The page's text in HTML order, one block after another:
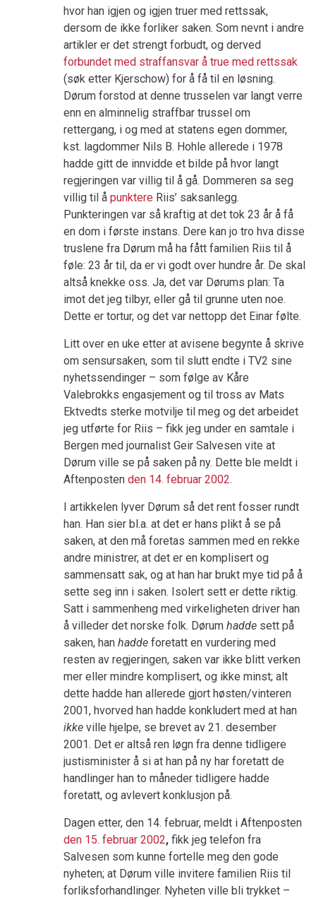
hvor han igjen og igjen truer med rettssak,
dersom de ikke forliker saken. Som nevnt i andre
artikler er det strengt forbudt, og derved
forbundet med straffansvar å true med rettssak
(søk etter Kjerschow) for å få til en løsning.
Dørum forstod at denne trusselen var langt verre
enn en alminnelig straffbar trussel om
rettergang, i og med at statens egen dommer,
kst. lagdommer Nils B. Hohle allerede i 1978
hadde gitt de innvidde et bilde på hvor langt
regjeringen var villig til å gå. Dommeren sa seg
villig til å punktere Riis’ saksanlegg.
Punkteringen var så kraftig at det tok 23 år å få
en dom i første instans. Dere kan jo tro hva disse
truslene fra Dørum må ha fått familien Riis til å
føle: 23 år til, da er vi godt over hundre år. De skal
altså knekke oss. Ja, det var Dørums plan: Ta
imot det jeg tilbyr, eller gå til grunne uten noe.
Dette er tortur, og det var nettopp det Einar følte.
Litt over en uke etter at avisene begynte å skrive
om sensursaken, som til slutt endte i TV2 sine
nyhetssendinger – som følge av Kåre
Valebrokks engasjement og til tross av Mats
Ektvedts sterke motvilje til meg og det arbeidet
jeg utførte for Riis – fikk jeg under en samtale i
Bergen med journalist Geir Salvesen vite at
Dørum ville se på saken på ny. Dette ble meldt i
Aftenposten den 14. februar 2002.
I artikkelen lyver Dørum så det rent fosser rundt
han. Han sier bl.a. at det er hans plikt å se på
saken, at den må foretas sammen med en rekke
andre ministrer, at det er en komplisert og
sammensatt sak, og at han har brukt mye tid på å
sette seg inn i saken. Isolert sett er dette riktig.
Satt i sammenheng med virkeligheten driver han
å villeder det norske folk. Dørum hadde sett på
saken, han hadde foretatt en vurdering med
resten av regjeringen, saken var ikke blitt verken
mer eller mindre komplisert, og ikke minst; alt
dette hadde han allerede gjort høsten/vinteren
2001, hvorved han hadde konkludert med at han
ikke ville hjelpe, se brevet av 21. desember
2001. Det er altså ren løgn fra denne tidligere
justisminister å si at han på ny har foretatt de
handlinger han to måneder tidligere hadde
foretatt, og avlevert konklusjon på.
Dagen etter, den 14. februar, meldt i Aftenposten
den 15. februar 2002, fikk jeg telefon fra
Salvesen som kunne fortelle meg den gode
nyheten; at Dørum ville invitere familien Riis til
forliksforhandlinger. Nyheten ville bli trykket –